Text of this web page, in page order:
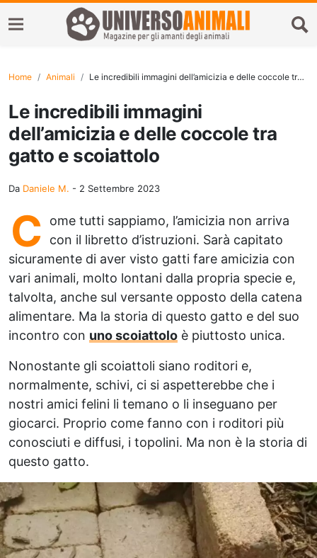
Home Animali Le incredibili immagini dell’amicizia e delle coccole tra gatto e scoiattolo
Le incredibili immagini
dell’amicizia e delle coccole tra
gatto e scoiattolo
Da Daniele M. - 2 Settembre 2023
C
ome tutti sappiamo, l’amicizia non arriva
con il libretto d’istruzioni. Sarà capitato
sicuramente di aver visto gatti fare amicizia con
vari animali, molto lontani dalla propria specie e,
talvolta, anche sul versante opposto della catena
alimentare. Ma la storia di questo gatto e del suo
incontro con uno scoiattolo è piuttosto unica.
Nonostante gli scoiattoli siano roditori e,
normalmente, schivi, ci si aspetterebbe che i
nostri amici felini li temano o li inseguano per
giocarci. Proprio come fanno con i roditori più
conosciuti e diffusi, i topolini. Ma non è la storia di
questo gatto.